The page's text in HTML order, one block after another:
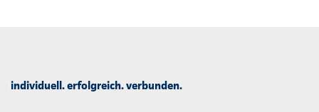
individuell. erfolgreich. verbunden.